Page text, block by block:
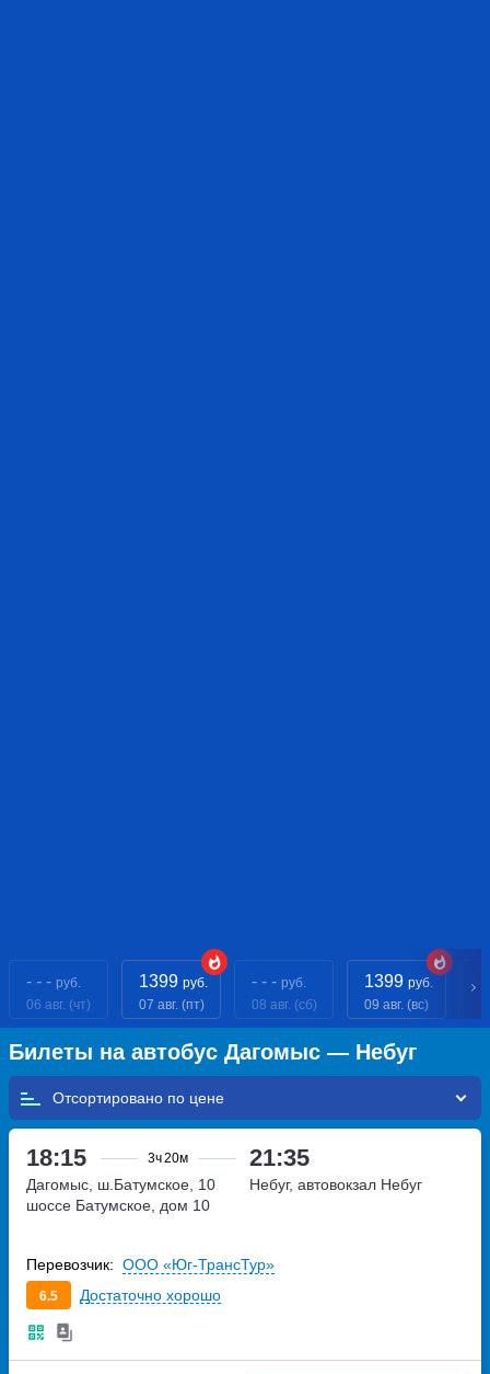
- - - руб.
06 авг. (чт)
1399 руб.
07 авг. (пт)
- - - руб.
08 авг. (сб)
1399 руб.
09 авг. (вс)
Билеты на автобус Дагомыс — Небуг
Отсортировано по
18:15 3ч20м 21:35
Дагомыс, ш.Батумское, 10
шоссе Батумское, дом 10
Небуг, автовокзал Небуг
6.5 Достаточно хорошо
Перевозчик: ООО «Юг-ТрансТур»